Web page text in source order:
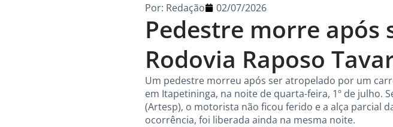
Pedestre morre após
Rodovia Raposo
Por: Redação 02/07/2026
Um pedestre morreu após ser atropelado por um
em Itapetininga, na noite de quarta-feira, 1º de julho.
(Artesp), o motorista não ficou ferido e a alça parcial
ocorrência, foi liberada ainda na mesma noite.